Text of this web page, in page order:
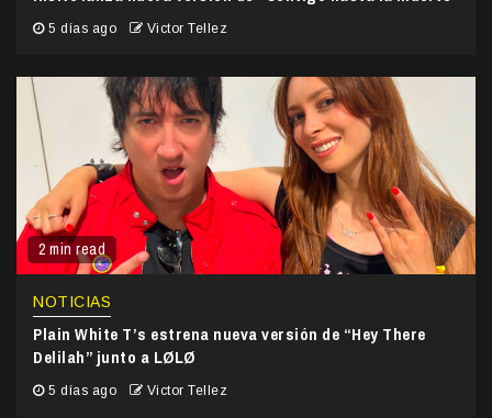
5 días ago Victor Tellez
2 min read
NOTICIAS
Plain White T’s estrena nueva versión de “Hey There
Delilah” junto a LØLØ
5 días ago Victor Tellez